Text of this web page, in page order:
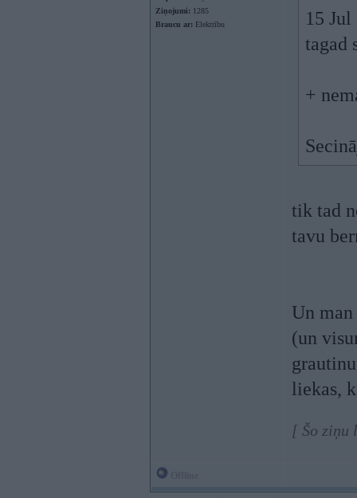
Ziņojumi: 1285
Braucu ar: Elektrību
15
tagad
+
tik tad
tavu
Un
(un
liekas,
[ Šo ziņu